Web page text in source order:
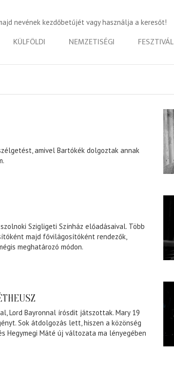
nevének kezdőbetűjét vagy használja a keresőt!
KÜLFÖLDI NEMZETISÉGI FESZTIVÁL
amivel Bartókék dolgoztak annak
Szigligeti Színház előadásaival. Több
majd fővilágosítóként rendezők,
meghatározó módon.
Lord Bayronnal írósdit játszottak. Mary 19
Sok átdolgozás lett, hiszen a közönség
Hegymegi Máté új változata ma lényegében